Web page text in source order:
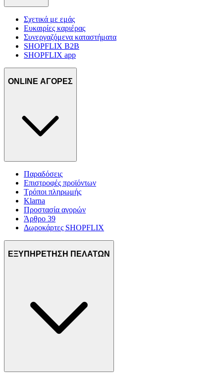
Σχετικά με εμάς
Ευκαιρίες καριέρας
Συνεργαζόμενα καταστήματα
SHOPFLIX B2B
SHOPFLIX app
ONLINE ΑΓΟΡΕΣ
Παραδόσεις
Επιστροφές προϊόντων
Τρόποι πληρωμής
Klarna
Προστασία αγορών
Άρθρο 39
Δωροκάρτες SHOPFLIX
ΕΞΥΠΗΡΕΤΗΣΗ ΠΕΛΑΤΩΝ